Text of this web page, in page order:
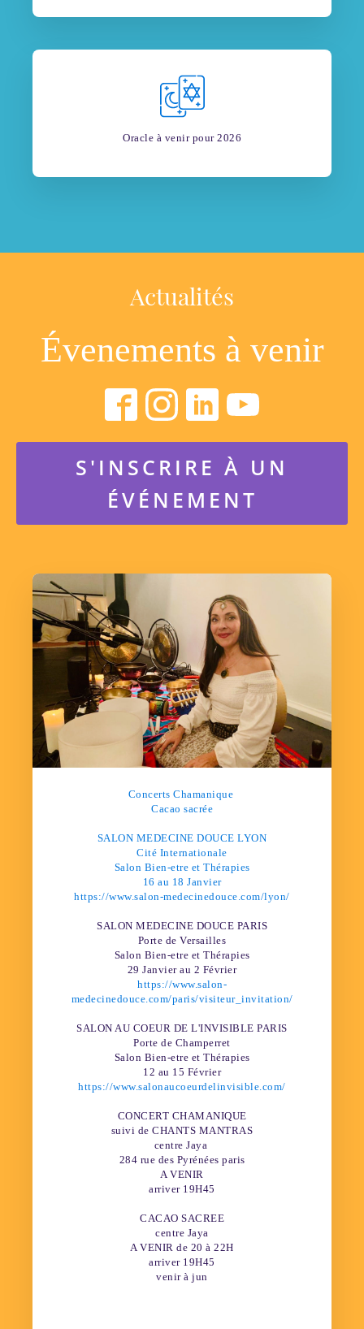
Oracle à venir pour 2026
Actualités
Évenements à venir
S'INSCRIRE À UN
ÉVÉNEMENT
Concerts Chamanique
Cacao sacrée
SALON MEDECINE DOUCE LYON
Cité Internationale
Salon Bien-etre et Thérapies
16 au 18 Janvier
https://www.salon-medecinedouce.com/lyon/
SALON MEDECINE DOUCE PARIS
Porte de Versailles
Salon Bien-etre et Thérapies
29 Janvier au 2 Février
https://www.salon-
medecinedouce.com/paris/visiteur_invitation/
SALON AU COEUR DE L'INVISIBLE PARIS
Porte de Champerret
Salon Bien-etre et Thérapies
12 au 15 Février
https://www.salonaucoeurdelinvisible.com/
CONCERT CHAMANIQUE
suivi de CHANTS MANTRAS
centre Jaya
284 rue des Pyrénées paris
A VENIR
arriver 19H45
CACAO SACREE
centre Jaya
A VENIR de 20 à 22H
arriver 19H45
venir à jun